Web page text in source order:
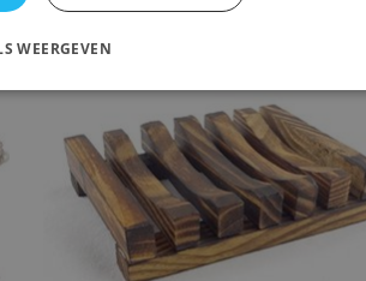
WEERGEVEN